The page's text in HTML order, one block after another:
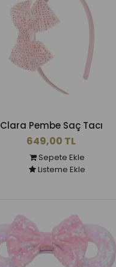
Clara Pembe Saç Tacı
649,00 TL
Sepete Ekle
Listeme Ekle